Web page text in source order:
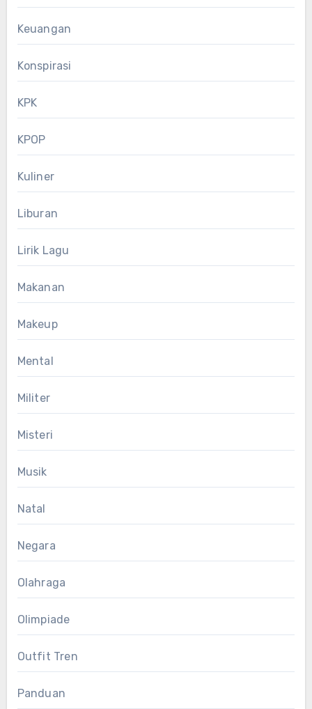
Keuangan
Konspirasi
KPK
KPOP
Kuliner
Liburan
Lirik Lagu
Makanan
Makeup
Mental
Militer
Misteri
Musik
Natal
Negara
Olahraga
Olimpiade
Outfit Tren
Panduan